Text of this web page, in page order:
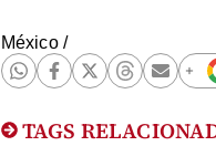
México/
TAGS